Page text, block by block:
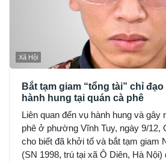
Xã Hội
Bắt tạm giam “tổng tài” chỉ
hành hung tại quán cà phê
Liên quan đến vụ hành hung và gây
phê ở phường Vĩnh Tuy, ngày 9/12,
cho biết đã khởi tố và bắt tạm giam
(SN 1998, trú tại xã Ô Diên, Hà Nội)